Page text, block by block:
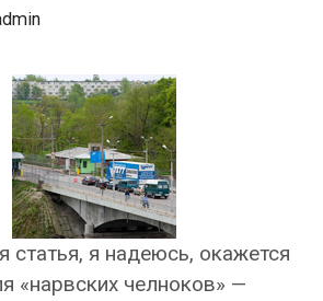
статья, я надеюсь, окажется
«нарвских челноков» —